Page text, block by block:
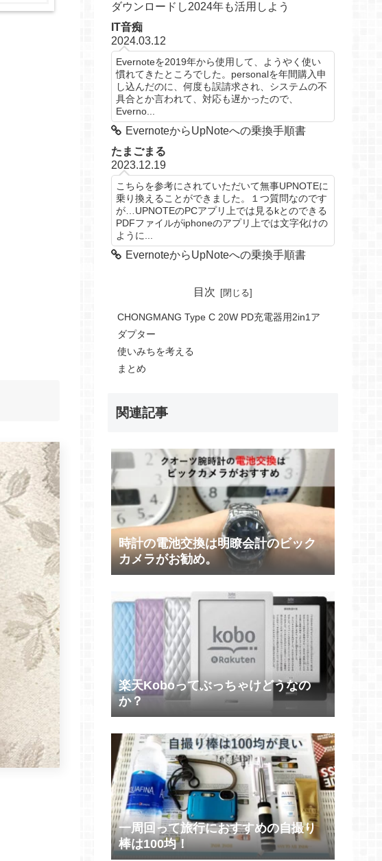
ダウンロードし2024年も活用しよう
IT音痴
2024.03.12
Evernoteを2019年から使用して、ようやく使い
慣れてきたところでした。personalを年間購入申
し込んだのに、何度も誤請求され、システムの不
具合とか言われて、対応も遅かったので、
Everno...
EvernoteからUpNoteへの乗換手順書
たまごまる
2023.12.19
こちらを参考にされていただいて無事UPNOTEに
乗り換えることができました。１つ質問なのです
が…UPNOTEのPCアプリ上では見るkとのできる
PDFファイルがiphoneのアプリ上では文字化けの
ように...
EvernoteからUpNoteへの乗換手順書
目次
CHONGMANG Type C 20W PD充電器用2in1ア
ダプター
使いみちを考える
まとめ
関連記事
時計の電池交換は明瞭会計のビック
カメラがお勧め。
楽天Koboってぶっちゃけどうなの
か？
一周回って旅行におすすめの自撮り
棒は100均！